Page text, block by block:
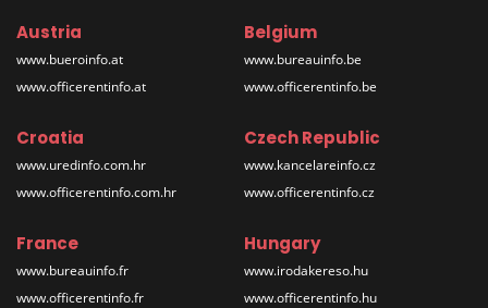
Austria
www.bueroinfo.at
www.officerentinfo.at
Belgium
www.bureauinfo.be
www.officerentinfo.be
Croatia
www.uredinfo.com.hr
www.officerentinfo.com.hr
Czech Republic
www.kancelareinfo.cz
www.officerentinfo.cz
France
www.bureauinfo.fr
www.officerentinfo.fr
Hungary
www.irodakereso.hu
www.officerentinfo.hu